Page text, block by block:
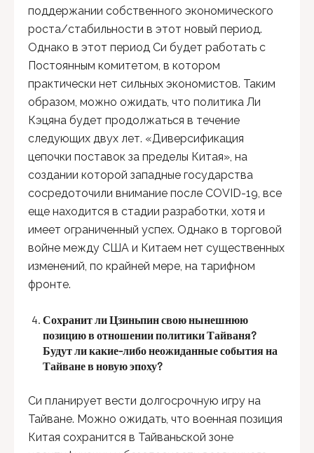
поддержании собственного экономического
роста/стабильности в этот новый период.
Однако в этот период Си будет работать с
Постоянным комитетом, в котором
практически нет сильных экономистов. Таким
образом, можно ожидать, что политика Ли
Кэцяна будет продолжаться в течение
следующих двух лет. «Диверсификация
цепочки поставок за пределы Китая», на
создании которой западные государства
сосредоточили внимание после COVID-19, все
еще находится в стадии разработки, хотя и
имеет ограниченный успех. Однако в торговой
войне между США и Китаем нет существенных
изменений, по крайней мере, на тарифном
фронте.
Сохранит ли Цзиньпин свою нынешнюю
позицию в отношении политики Тайваня?
Будут ли какие-либо неожиданные события на
Тайване в новую эпоху?
Си планирует вести долгосрочную игру на
Тайване. Можно ожидать, что военная позиция
Китая сохранится в Тайваньской зоне